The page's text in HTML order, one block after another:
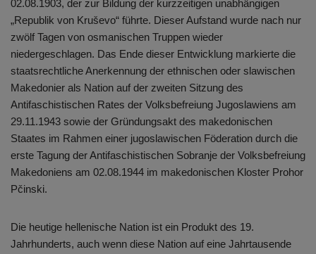
02.08.1903, der zur Bildung der kurzzeitigen unabhängigen
„Republik von Kruševo“ führte. Dieser Aufstand wurde nach nur
zwölf Tagen von osmanischen Truppen wieder
niedergeschlagen. Das Ende dieser Entwicklung markierte die
staatsrechtliche Anerkennung der ethnischen oder slawischen
Makedonier als Nation auf der zweiten Sitzung des
Antifaschistischen Rates der Volksbefreiung Jugoslawiens am
29.11.1943 sowie der Gründungsakt des makedonischen
Staates im Rahmen einer jugoslawischen Föderation durch die
erste Tagung der Antifaschistischen Sobranje der Volksbefreiung
Makedoniens am 02.08.1944 im makedonischen Kloster Prohor
Pčinski.
Die heutige hellenische Nation ist ein Produkt des 19.
Jahrhunderts, auch wenn diese Nation auf eine Jahrtausende